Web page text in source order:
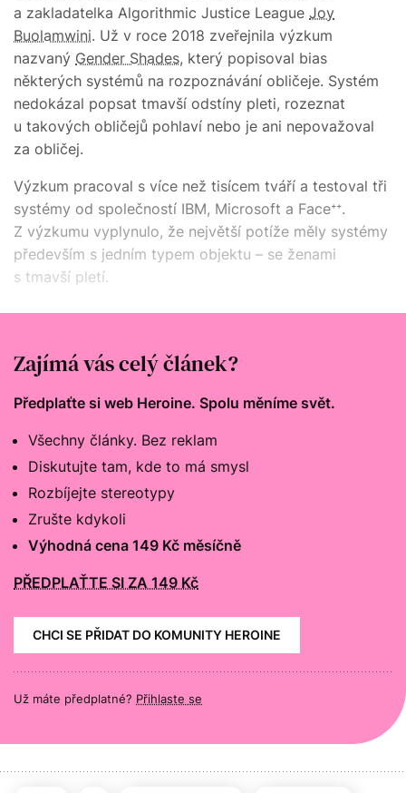
a zakladatelka Algorithmic Justice League Joy
Buolamwini. Už v roce 2018 zveřejnila výzkum
nazvaný Gender Shades, který popisoval bias
některých systémů na rozpoznávání obličeje. Systém
nedokázal popsat tmavší odstíny pleti, rozeznat
u takových obličejů pohlaví nebo je ani nepovažoval
za obličej.
Výzkum pracoval s více než tisícem tváří a testoval tři
systémy od společností IBM, Microsoft a Faceᐩᐩ.
Z výzkumu vyplynulo, že největší potíže měly systémy
především s jedním typem objektu – se ženami
s tmavší pletí.
Zajímá vás celý článek?
Předplaťte si web Heroine. Spolu měníme svět.
Všechny články. Bez reklam
Diskutujte tam, kde to má smysl
Rozbíjejte stereotypy
Zrušte kdykoli
Výhodná cena 149 Kč měsíčně
PŘEDPLAŤTE SI ZA 149 Kč
CHCI SE PŘIDAT DO KOMUNITY HEROINE
Už máte předplatné? Přihlaste se